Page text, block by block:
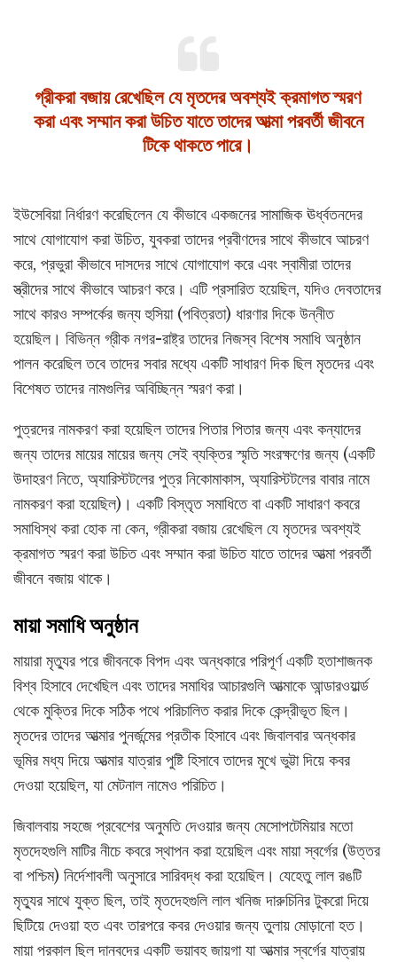
গ্রীকরা বজায় রেখেছিল যে মৃতদের অবশ্যই ক্রমাগত স্মরণ
করা এবং সম্মান করা উচিত যাতে তাদের আত্মা পরবর্তী জীবনে
টিকে থাকতে পারে।
ইউসেবিয়া নির্ধারণ করেছিলেন যে কীভাবে একজনের সামাজিক ঊর্ধ্বতনদের
সাথে যোগাযোগ করা উচিত, যুবকরা তাদের প্রবীণদের সাথে কীভাবে আচরণ
করে, প্রভুরা কীভাবে দাসদের সাথে যোগাযোগ করে এবং স্বামীরা তাদের
স্ত্রীদের সাথে কীভাবে আচরণ করে। এটি প্রসারিত হয়েছিল, যদিও দেবতাদের
সাথে কারও সম্পর্কের জন্য হুসিয়া (পবিত্রতা) ধারণার দিকে উন্নীত
হয়েছিল। বিভিন্ন গ্রীক নগর-রাষ্ট্র তাদের নিজস্ব বিশেষ সমাধি অনুষ্ঠান
পালন করেছিল তবে তাদের সবার মধ্যে একটি সাধারণ দিক ছিল মৃতদের এবং
বিশেষত তাদের নামগুলির অবিচ্ছিন্ন স্মরণ করা।
পুত্রদের নামকরণ করা হয়েছিল তাদের পিতার পিতার জন্য এবং কন্যাদের
জন্য তাদের মায়ের মায়ের জন্য সেই ব্যক্তির স্মৃতি সংরক্ষণের জন্য (একটি
উদাহরণ নিতে, অ্যারিস্টটলের পুত্র নিকোমাকাস, অ্যারিস্টটলের বাবার নামে
নামকরণ করা হয়েছিল)। একটি বিস্তৃত সমাধিতে বা একটি সাধারণ কবরে
সমাধিস্থ করা হোক না কেন, গ্রীকরা বজায় রেখেছিল যে মৃতদের অবশ্যই
ক্রমাগত স্মরণ করা উচিত এবং সম্মান করা উচিত যাতে তাদের আত্মা পরবর্তী
জীবনে বজায় থাকে।
মায়া সমাধি অনুষ্ঠান
মায়ারা মৃত্যুর পরে জীবনকে বিপদ এবং অন্ধকারে পরিপূর্ণ একটি হতাশাজনক
বিশ্ব হিসাবে দেখেছিল এবং তাদের সমাধির আচারগুলি আত্মাকে আন্ডারওয়ার্ল্ড
থেকে মুক্তির দিকে সঠিক পথে পরিচালিত করার দিকে কেন্দ্রীভূত ছিল।
মৃতদের তাদের আত্মার পুনর্জন্মের প্রতীক হিসাবে এবং জিবালবার অন্ধকার
ভূমির মধ্য দিয়ে আত্মার যাত্রার পুষ্টি হিসাবে তাদের মুখে ভুট্টা দিয়ে কবর
দেওয়া হয়েছিল, যা মেটনাল নামেও পরিচিত।
জিবালবায় সহজে প্রবেশের অনুমতি দেওয়ার জন্য মেসোপটেমিয়ার মতো
মৃতদেহগুলি মাটির নীচে কবরে স্থাপন করা হয়েছিল এবং মায়া স্বর্গের (উত্তর
বা পশ্চিম) নির্দেশাবলী অনুসারে সারিবদ্ধ করা হয়েছিল। যেহেতু লাল রঙটি
মৃত্যুর সাথে যুক্ত ছিল, তাই মৃতদেহগুলি লাল খনিজ দারুচিনির টুকরো দিয়ে
ছিটিয়ে দেওয়া হত এবং তারপরে কবর দেওয়ার জন্য তুলায় মোড়ানো হত।
মায়া পরকাল ছিল দানবদের একটি ভয়াবহ জায়গা যা আত্মার স্বর্গের যাত্রায়